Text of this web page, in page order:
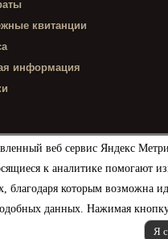
веб сервис Яндекс
к аналитике помогают
которым возможна
данных. Нажимая
Я
квитанции
информация